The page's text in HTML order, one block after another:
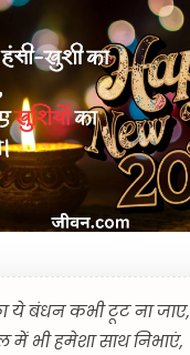
ये बंधन कभी टूट ना जाए,
में भी हमेशा साथ निभाएं,